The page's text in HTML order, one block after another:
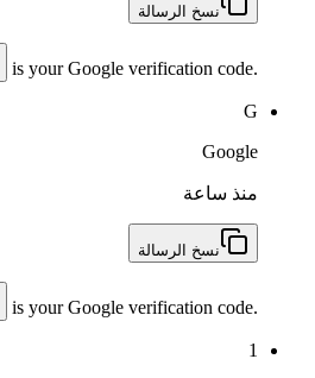
نسخ الرسالة
is your Google verification code.
G
Google
منذ ساعة
نسخ الرسالة
is your Google verification code.
1